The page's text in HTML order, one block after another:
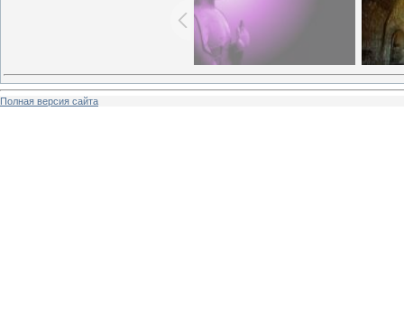
Полная версия сайта